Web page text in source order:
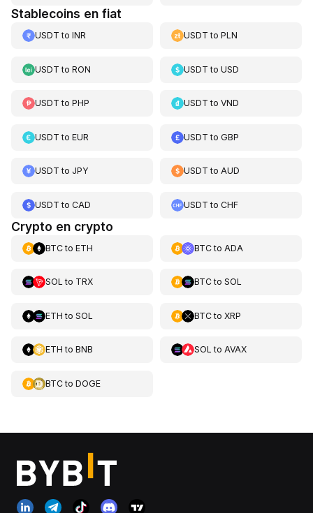
Stablecoins en fiat
USDT to INR USDT toPLN
USDT to RON USDT toUSD
USDT to PHP USDT toVND
USDT to EUR USDT toGBP
USDT to JPY USDT toAUD
USDT to CAD USDT toCHF
Crypto en crypto
BTCto ETH BTCto ADA
SOL to TRX BTCto SOL
ETH to SOL BTCto XRP
ETH to BNB SOL to AVAX
BTCto DOGE